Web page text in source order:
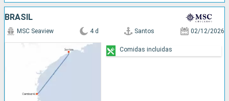
BRASIL
MSC Seaview 4 d Santos 02/12/2026
Comidas incluidas